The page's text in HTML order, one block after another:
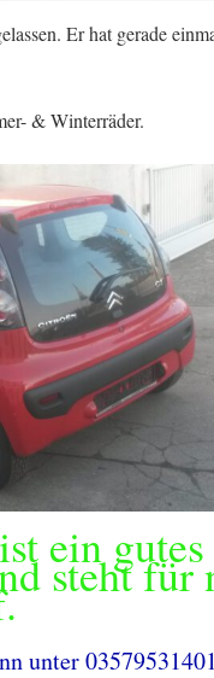
Er hat gerade
& Winterräder.
ein gutes
steht für
unter